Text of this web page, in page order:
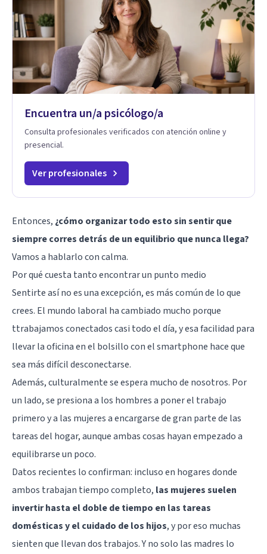
Encuentra un/a psicólogo/a
Consulta profesionales verificados con atención online y
presencial.
Ver profesionales
Entonces, ¿cómo organizar todo esto sin sentir que
siempre corres detrás de un equilibrio que nunca llega?
Vamos a hablarlo con calma.
Por qué cuesta tanto encontrar un punto medio
Sentirte así no es una excepción, es más común de lo que
crees. El mundo laboral ha cambiado mucho porque
ttrabajamos conectados casi todo el día, y esa facilidad para
llevar la oficina en el bolsillo con el smartphone hace que
sea más difícil desconectarse.
Además, culturalmente se espera mucho de nosotros. Por
un lado, se presiona a los hombres a poner el trabajo
primero y a las mujeres a encargarse de gran parte de las
tareas del hogar, aunque ambas cosas hayan empezado a
equilibrarse un poco.
Datos recientes lo confirman: incluso en hogares donde
ambos trabajan tiempo completo, las mujeres suelen
invertir hasta el doble de tiempo en las tareas
domésticas y el cuidado de los hijos, y por eso muchas
sienten que llevan dos trabajos. Y no solo las madres lo